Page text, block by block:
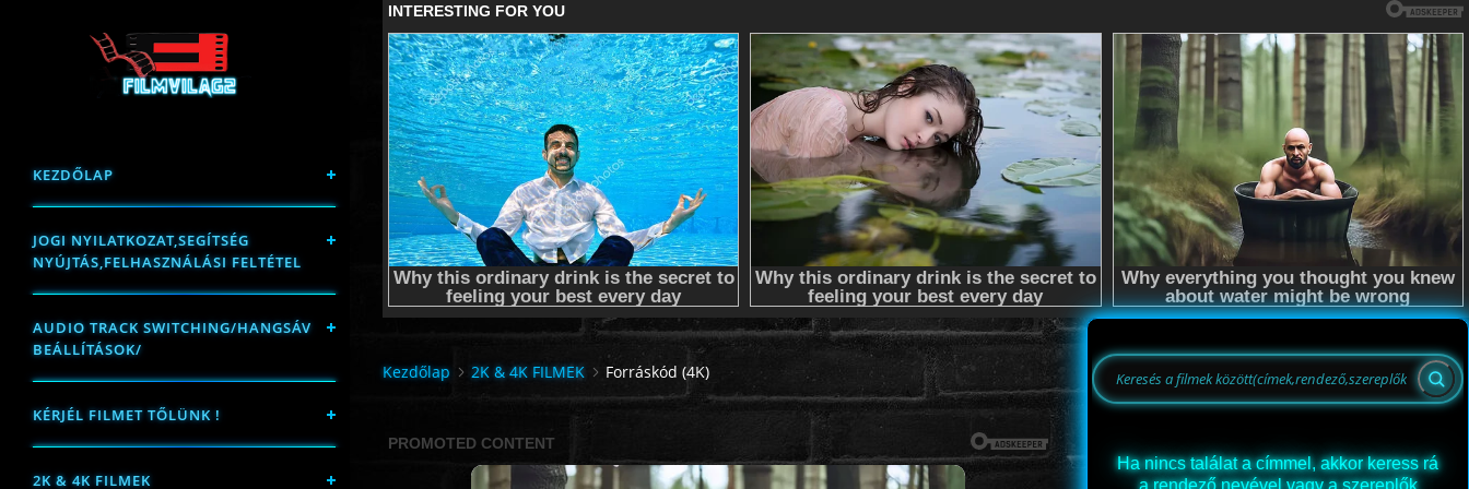
KEZDŐLAP
JOGI NYILATKOZAT,SEGÍTSÉG
NYÚJTÁS,FELHASZNÁLÁSI FELTÉTEL
AUDIO TRACK SWITCHING/HANGSÁV
BEÁLLÍTÁSOK/
KÉRJÉL FILMET TŐLÜNK !
2K & 4K FILMEK
Kezdőlap 2K & 4K FILMEK Forráskód (4K)
Ha nincs találat a címmel, akkor keress rá
a rendező nevével vagy a szereplők